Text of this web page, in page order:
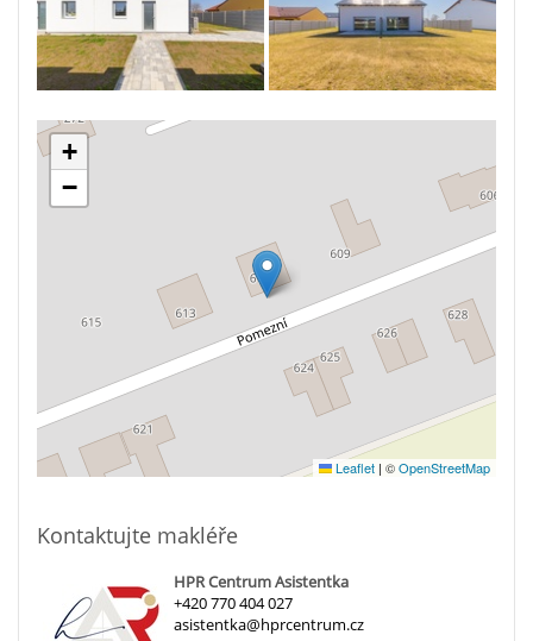
+
−
Leaflet | ©OpenStreetMap
Kontaktujte makléře
HPR Centrum Asistentka
+420 770 404 027
asistentka@hprcentrum.cz